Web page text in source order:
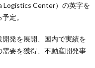
Logistics Center）の英字を
定。
発を展開、国内で実績を
要を獲得、不動産開発事